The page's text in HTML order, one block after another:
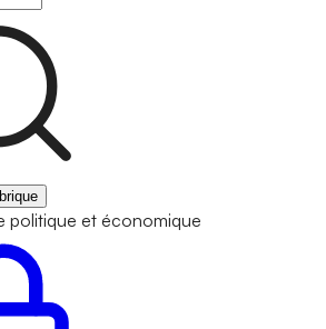
politique et économique